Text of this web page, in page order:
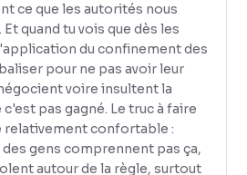
ce que les autorités nous
quand tu vois que dès les
du confinement des
pour ne pas avoir leur
voire insultent la
pas gagné. Le truc à faire
relativement confortable :
gens comprennent pas ça,
autour de la règle, surtout